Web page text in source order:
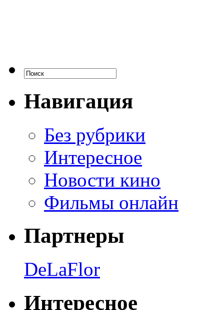
Навигация
Без рубрики
Интересное
Новости кино
Фильмы онлайн
Партнеры
DeLaFlor
Интересное